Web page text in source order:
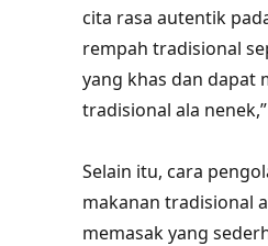
cita rasa autentik
rempah tradisional
yang khas dan dapat
tradisional ala
Selain itu, cara
makanan tradisional
memasak yang